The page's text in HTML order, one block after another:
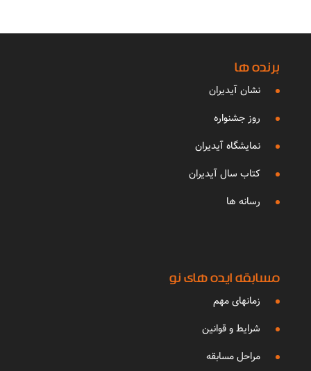
برنده ها
نشان آیدیران
روز جشنواره
نمایشگاه آیدیران
کتاب سال آیدیران
رسانه ها
مسابقه ایده های نو
زمانهای مهم
شرایط و قوانین
مراحل مسابقه